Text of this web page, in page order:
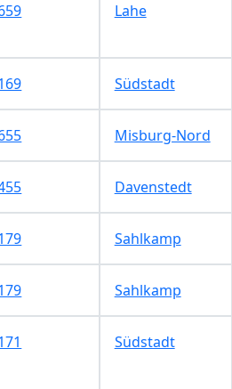
Lahe
Südstadt
Misburg-Nord
Davenstedt
Sahlkamp
Sahlkamp
Südstadt